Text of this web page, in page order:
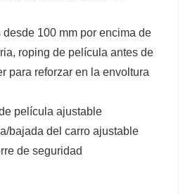
100 mm por encima de
roping de película antes de
para reforzar en la envoltura
película ajustable
bajada del carro ajustable
de seguridad